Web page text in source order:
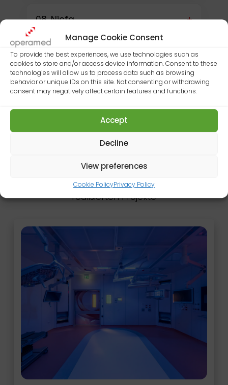
Manage Cookie Consent
To provide the best experiences, we use technologies such as
cookies to store and/or access device information. Consent to these
technologies will allow us to process data such as browsing
behavior or unique IDs on this site. Not consenting or withdrawing
consent may negatively affect certain features and functions.
Accept
Decline
View preferences
Cookie PolicyPrivacy Policy
08. Nicfa +
Ausgewählte Projekte
Eine Auswahl der neuesten von Operamed
realisierten Projekte